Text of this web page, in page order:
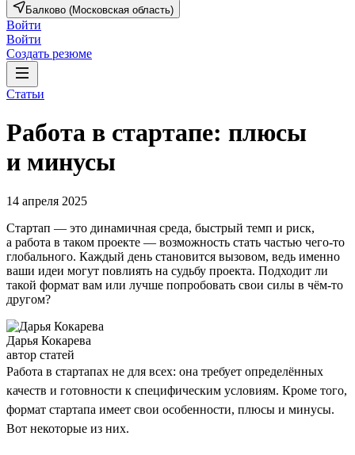
Балково (Московская область)
Войти
Войти
Создать резюме
Статьи
Работа в стартапе: плюсы
и минусы
14 апреля 2025
Стартап — это динамичная среда, быстрый темп и риск,
а работа в таком проекте — возможность стать частью чего-то
глобального. Каждый день становится вызовом, ведь именно
ваши идеи могут повлиять на судьбу проекта. Подходит ли
такой формат вам или лучше попробовать свои силы в чём-то
другом?
Дарья Кокарева
автор статей
Работа в стартапах не для всех: она требует определённых
качеств и готовности к специфическим условиям. Кроме того,
формат стартапа имеет свои особенности, плюсы и минусы.
Вот некоторые из них.